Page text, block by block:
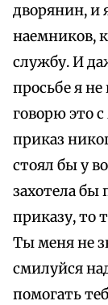
дворянин, и
наемников,
службу. И
просьбе я
говорю это
приказ
стоял бы у
захотела бы
приказу, то
Ты меня не
смилуйся
помогать